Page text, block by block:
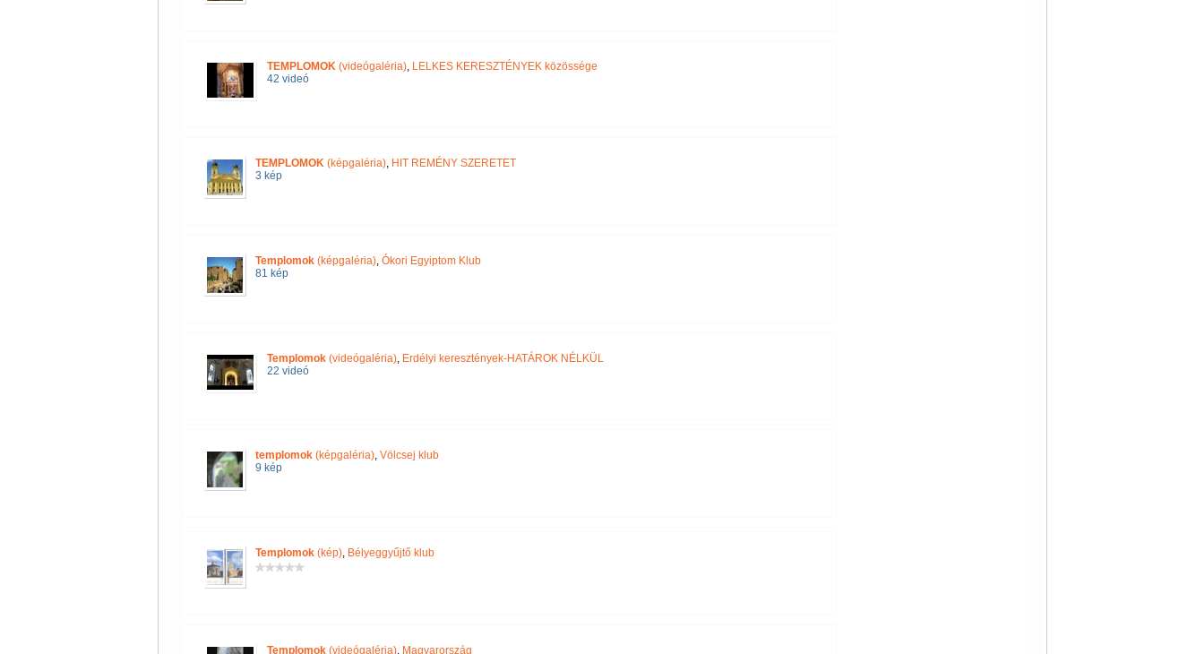
TEMPLOMOK(videógaléria), LELKES KERESZTÉNYEK közössége
42 videó
TEMPLOMOK(képgaléria), HIT REMÉNY SZERETET
3 kép
Templomok(képgaléria), Ókori Egyiptom Klub
81 kép
Templomok(videógaléria), Erdélyi keresztények-HATÁROK NÉLKÜL
22 videó
templomok(képgaléria), Völcsej klub
9 kép
Templomok(kép), Bélyeggyűjtő klub
Templomok(videógaléria), Magyarország